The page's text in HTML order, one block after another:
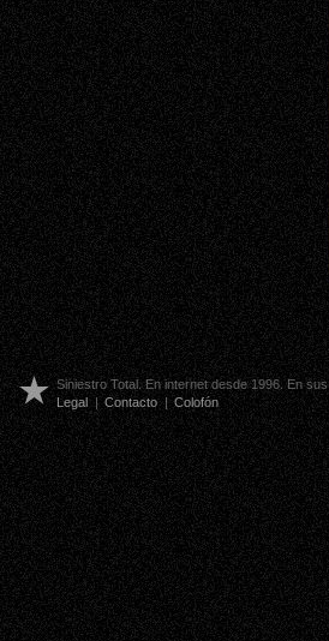
Siniestro Total. En internet desde 1996. En
Legal | Contacto | Colofón